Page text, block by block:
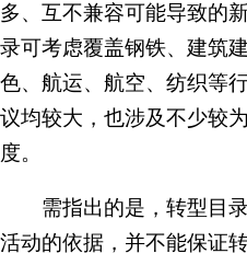
多、互不兼容可能导致的
录可考虑覆盖钢铁、建筑
色、航运、航空、纺织等
议均较大，也涉及不少较
度。
需指出的是，转型目录
活动的依据，并不能保证